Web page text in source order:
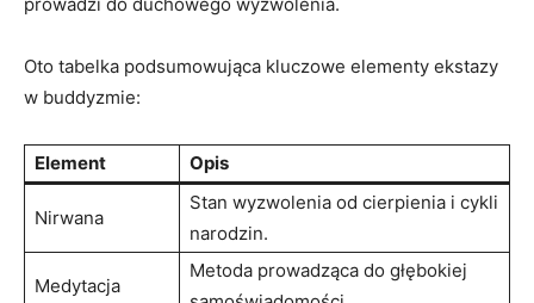
Oto tabelka podsumowująca kluczowe​ elementy ekstazy
w‍ buddyzmie:
Element Opis
Nirwana
Stan wyzwolenia od cierpienia ‌i cykli
narodzin.
Medytacja
Metoda prowadząca do głębokiej